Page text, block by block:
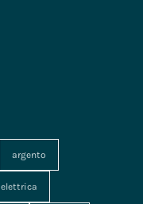
argento
elettrica